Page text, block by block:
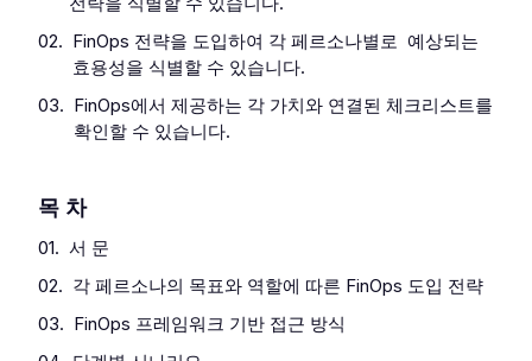
02. FinOps 전략을 도입하여 각 페르소나별로 예상되는
효용성을 식별할 수 있습니다.
03. FinOps에서 제공하는 각 가치와 연결된 체크리스트를
확인할 수 있습니다.
목 차
01. 서 문
02. 각 페르소나의 목표와 역할에 따른 FinOps 도입 전략
03. FinOps 프레임워크 기반 접근 방식